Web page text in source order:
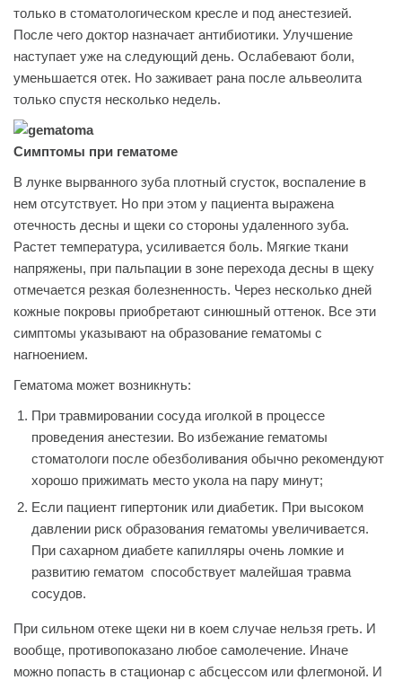
только в стоматологическом кресле и под анестезией.
После чего доктор назначает антибиотики. Улучшение
наступает уже на следующий день. Ослабевают боли,
уменьшается отек. Но заживает рана после альвеолита
только спустя несколько недель.
Симптомы при гематоме
В лунке вырванного зуба плотный сгусток, воспаление в
нем отсутствует. Но при этом у пациента выражена
отечность десны и щеки со стороны удаленного зуба.
Растет температура, усиливается боль. Мягкие ткани
напряжены, при пальпации в зоне перехода десны в щеку
отмечается резкая болезненность. Через несколько дней
кожные покровы приобретают синюшный оттенок. Все эти
симптомы указывают на образование гематомы с
нагноением.
Гематома может возникнуть:
При травмировании сосуда иголкой в процессе
проведения анестезии. Во избежание гематомы
стоматологи после обезболивания обычно рекомендуют
хорошо прижимать место укола на пару минут;
Если пациент гипертоник или диабетик. При высоком
давлении риск образования гематомы увеличивается.
При сахарном диабете капилляры очень ломкие и
развитию гематом способствует малейшая травма
сосудов.
При сильном отеке щеки ни в коем случае нельзя греть. И
вообще, противопоказано любое самолечение. Иначе
можно попасть в стационар с абсцессом или флегмоной. И